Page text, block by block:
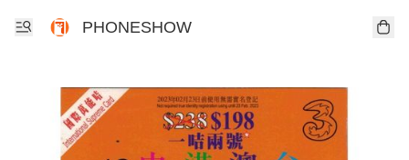
PHONESHOW